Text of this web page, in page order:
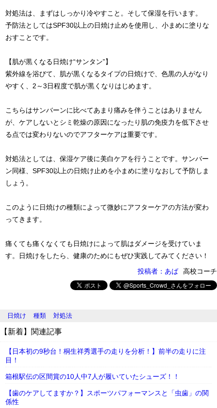
対処法は、まずはしっかり冷やすこと。そして保湿を行います。
予防法としてはSPF30以上の日焼け止めを使用し、小まめに塗りな
おすことです。
【肌が黒くなる日焼け“サンタン”】
紫外線を浴びて、肌が黒くなるタイプの日焼けで、色黒の人がなり
やすく、2～3日程度で肌が黒くなりはじめます。
こちらはサンバーンに比べてあまり痛みを伴うことはありません
が、ケアしないとシミ乾燥の原因になったり肌の免疫力を低下させ
る点では変わりないのでアフターケアは重要です。
対処法としては、保湿ケア後に美白ケアを行うことです。サンバー
ン同様、SPF30以上の日焼け止めを小まめに塗りなおして予防しま
しょう。
このように日焼けの種類によって微妙にアフターケアの方法が変わ
ってきます。
痛くても痛くなくても日焼けによって肌はダメージを受けていま
す。日焼けをしたら、健康のためにもぜひ実践してみてください！
投稿者：あば
高校コーチ
日焼け 種類 対処法
【新着】関連記事
【日本初の9秒台！桐生祥秀選手の走りを分析！】前半の走りに注
目！
箱根駅伝の区間賞の10人中7人が履いていたシューズ！！
【歯のケアしてますか？】スポーツパフォーマンスと「虫歯」の関
係性